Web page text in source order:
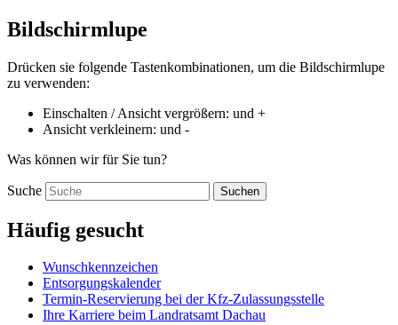
Bildschirmlupe
Drücken sie folgende Tastenkombinationen, um die Bildschirmlupe
zu verwenden:
Einschalten / Ansicht vergrößern: und +
Ansicht verkleinern: und -
Was können wir für Sie tun?
Suche Suchen
Häufig gesucht
Wunschkennzeichen
Entsorgungskalender
Termin-Reservierung bei der Kfz-Zulassungsstelle
Ihre Karriere beim Landratsamt Dachau